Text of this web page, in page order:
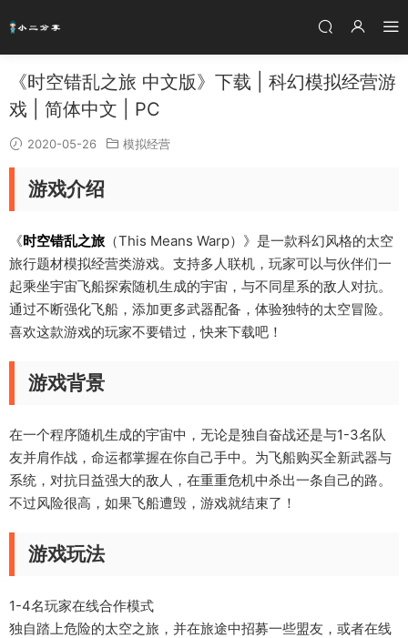
《时空错乱之旅 中文版》下载 | 科幻模拟经营游
戏 | 简体中文 | PC
2020-05-26 模拟经营
游戏介绍
《时空错乱之旅 （This Means Warp）》是一款科幻风格的太空
旅行题材模拟经营类游戏。支持多人联机，玩家可以与伙伴们一
起乘坐宇宙飞船探索随机生成的宇宙，与不同星系的敌人对抗。
通过不断强化飞船，添加更多武器配备，体验独特的太空冒险。
喜欢这款游戏的玩家不要错过，快来下载吧！
游戏背景
在一个程序随机生成的宇宙中，无论是独自奋战还是与1-3名队
友并肩作战，命运都掌握在你自己手中。为飞船购买全新武器与
系统，对抗日益强大的敌人，在重重危机中杀出一条自己的路。
不过风险很高，如果飞船遭毁，游戏就结束了！
游戏玩法
1-4名玩家在线合作模式
独自踏上危险的太空之旅，并在旅途中招募一些盟友，或者在线